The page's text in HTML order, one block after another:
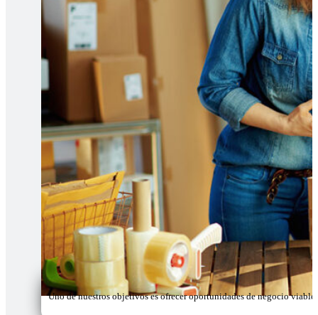
Uno de nuestros objetivos es ofrecer oportunidades de negocio viable